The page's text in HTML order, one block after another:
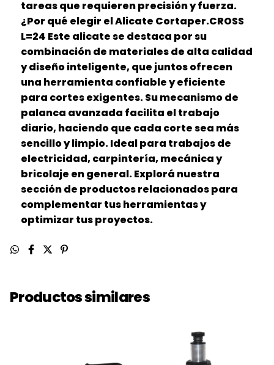
tareas que requieren precisión y fuerza.
¿Por qué elegir el Alicate Cortaper.CROSS
L=24 Este alicate se destaca por su
combinación de materiales de alta calidad
y diseño inteligente, que juntos ofrecen
una herramienta confiable y eficiente
para cortes exigentes. Su mecanismo de
palanca avanzada facilita el trabajo
diario, haciendo que cada corte sea más
sencillo y limpio. Ideal para trabajos de
electricidad, carpintería, mecánica y
bricolaje en general. Explorá nuestra
sección de productos relacionados para
complementar tus herramientas y
optimizar tus proyectos.
Productos similares